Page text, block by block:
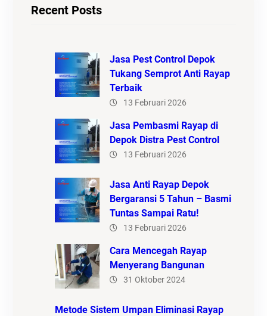
Recent Posts
Jasa Pest Control Depok
Tukang Semprot Anti Rayap
Terbaik
13 Februari 2026
Jasa Pembasmi Rayap di
Depok Distra Pest Control
13 Februari 2026
Jasa Anti Rayap Depok
Bergaransi 5 Tahun – Basmi
Tuntas Sampai Ratu!
13 Februari 2026
Cara Mencegah Rayap
Menyerang Bangunan
31 Oktober 2024
Metode Sistem Umpan Eliminasi Rayap